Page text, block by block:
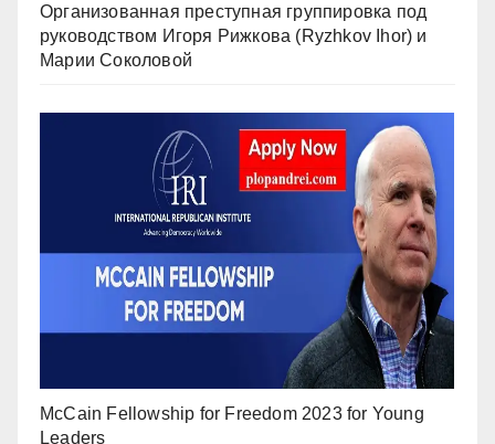
Организованная преступная группировка под
руководством Игоря Рижкова (Ryzhkov Ihor) и
Марии Соколовой
McCain Fellowship for Freedom 2023 for Young
Leaders